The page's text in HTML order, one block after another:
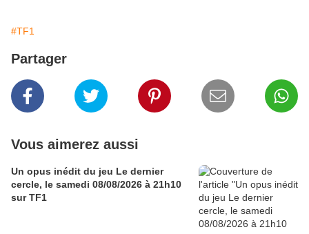
#TF1
Partager
Vous aimerez aussi
Un opus inédit du jeu Le dernier
cercle, le samedi 08/08/2026 à 21h10
sur TF1